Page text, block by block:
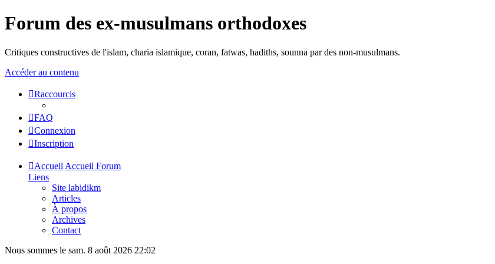
Forum des ex-musulmans orthodoxes
Critiques constructives de l'islam, charia islamique, coran, fatwas, hadiths, sounna par des non-musulmans.
Accéder au contenu
Raccourcis
FAQ
Connexion
Inscription
Accueil Accueil Forum
Liens
Site labidikm
Articles
À propos
Archives
Contact
Nous sommes le sam. 8 août 2026 22:02